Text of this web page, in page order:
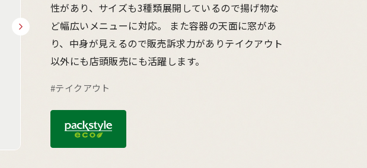
性があり、サイズも3種類展開しているので揚げ物な
ど幅広いメニューに対応。 また容器の天面に窓があ
り、中身が見えるので販売訴求力がありテイクアウト
以外にも店頭販売にも活躍します。
#テイクアウト